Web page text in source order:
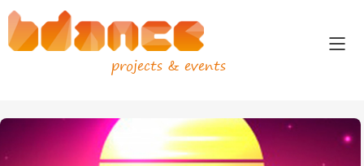
projects & events